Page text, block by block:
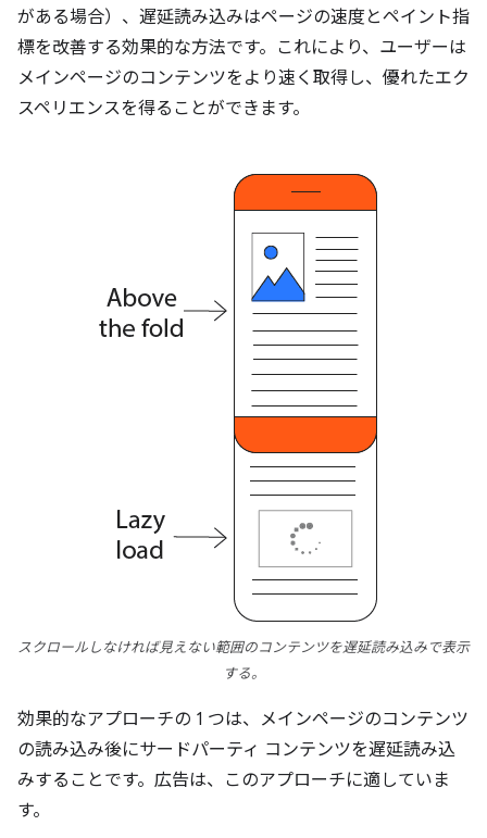
がある場合）、遅延読み込みはページの速度とペイント指
標を改善する効果的な方法です。これにより、ユーザーは
メインページのコンテンツをより速く取得し、優れたエク
スペリエンスを得ることができます。
スクロールしなければ見えない範囲のコンテンツを遅延読み込みで表示
する。
効果的なアプローチの 1 つは、メインページのコンテンツ
の読み込み後にサードパーティ コンテンツを遅延読み込
みすることです。広告は、このアプローチに適していま
す。